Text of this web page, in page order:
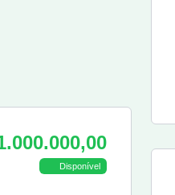
Disponível